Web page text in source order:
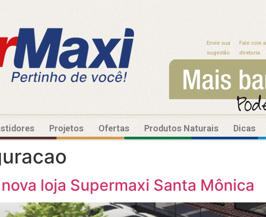
Envie sua
sugestão
Fale com a
diretoria
Projetos Ofertas Produtos Naturais Dicas
loja Supermaxi Santa Mônica